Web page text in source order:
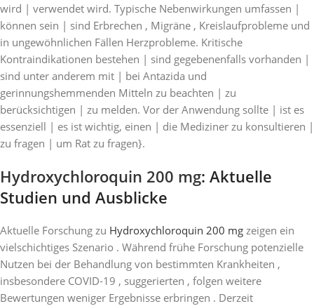
wird | verwendet wird. Typische Nebenwirkungen umfassen |
können sein | sind Erbrechen , Migräne , Kreislaufprobleme und
in ungewöhnlichen Fällen Herzprobleme. Kritische
Kontraindikationen bestehen | sind gegebenenfalls vorhanden |
sind unter anderem mit | bei Antazida und
gerinnungshemmenden Mitteln zu beachten | zu
berücksichtigen | zu melden. Vor der Anwendung sollte | ist es
essenziell | es ist wichtig, einen | die Mediziner zu konsultieren |
zu fragen | um Rat zu fragen}.
Hydroxychloroquin 200 mg: Aktuelle
Studien und Ausblicke
Aktuelle Forschung zu Hydroxychloroquin 200 mg zeigen ein
vielschichtiges Szenario . Während frühe Forschung potenzielle
Nutzen bei der Behandlung von bestimmten Krankheiten ,
insbesondere COVID-19 , suggerierten , folgen weitere
Bewertungen weniger Ergebnisse erbringen . Derzeit